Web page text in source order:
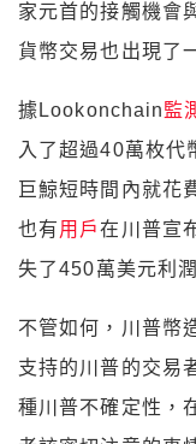
家元首的接觸機會
貨幣交易也出現了
據Lookonchain監
入了超過40萬枚代
巨鯨短時間內就花
也有用戶在川普宣
失了450萬美元利潤
不管如何，川普幣
支持的川普的交易
種川普不確定性，